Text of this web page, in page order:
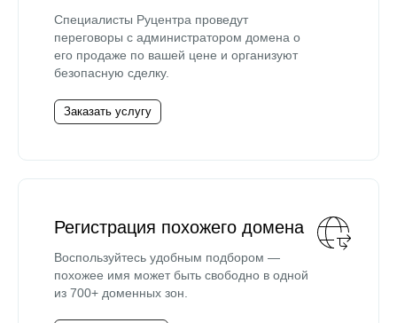
Специалисты Руцентра проведут
переговоры с администратором домена о
его продаже по вашей цене и организуют
безопасную сделку.
Заказать услугу
Регистрация похожего домена
Воспользуйтесь удобным подбором —
похожее имя может быть свободно в одной
из 700+ доменных зон.